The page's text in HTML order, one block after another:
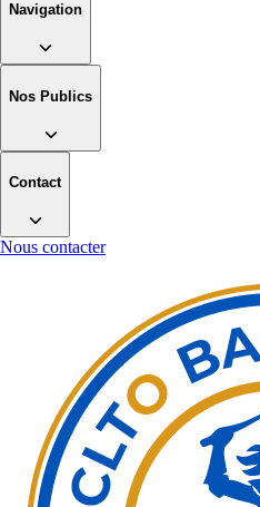
Navigation
Nos Publics
Contact
Nous contacter